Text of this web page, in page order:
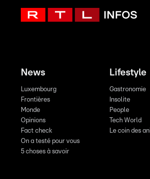
News
Luxembourg
Frontières
Monde
Opinions
Fact check
On a testé pour vous
5 choses à savoir
Lifestyle
Gastronomie
Insolite
People
Tech World
Le coin des